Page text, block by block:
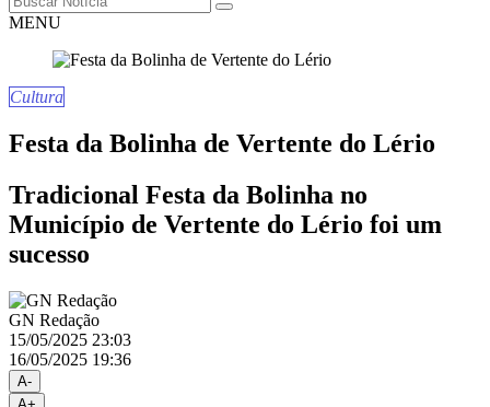
MENU
Cultura
Festa da Bolinha de Vertente do Lério
Tradicional Festa da Bolinha no
Município de Vertente do Lério foi um
sucesso
GN Redação
15/05/2025 23:03
16/05/2025 19:36
A-